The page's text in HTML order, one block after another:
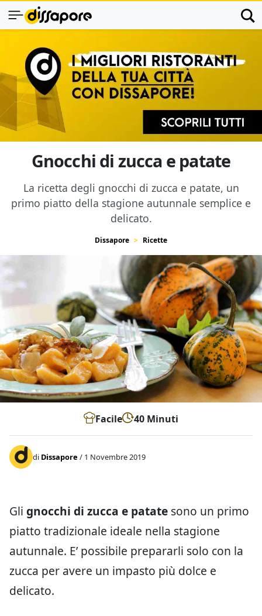
Gnocchi di zucca e patate
La ricetta degli gnocchi di zucca e patate, un
primo piatto della stagione autunnale semplice e
delicato.
Dissapore Ricette
Facile 40 Minuti
di Dissapore / 1 Novembre 2019
Gli gnocchi di zucca e patate sono un primo
piatto tradizionale ideale nella stagione
autunnale. E’ possibile prepararli solo con la
zucca per avere un impasto più dolce e
delicato.